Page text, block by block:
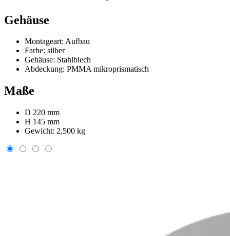
Gehäuse
Montageart: Aufbau
Farbe: silber
Gehäuse: Stahlblech
Abdeckung: PMMA mikroprismatisch
Maße
D 220 mm
H 145 mm
Gewicht: 2,500 kg